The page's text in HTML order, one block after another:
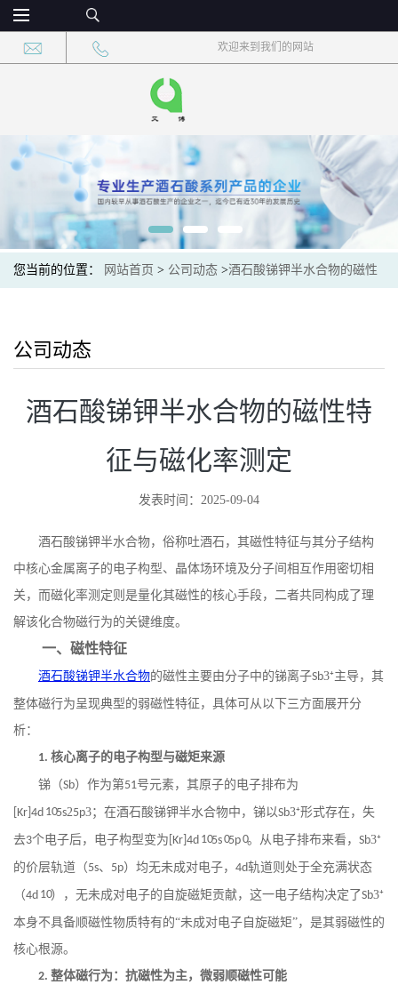
欢迎来到我们的网站
您当前的位置： 网站首页 > 公司动态 >酒石酸锑钾半水合物的磁性
公司动态
酒石酸锑钾半水合物的磁性特
征与磁化率测定
发表时间：2025-09-04
酒石酸锑钾半水合物，俗称吐酒石，其磁性特征与其分子结构
中核心金属离子的电子构型、晶体场环境及分子间相互作用密切相
关，而磁化率测定则是量化其磁性的核心手段，二者共同构成了理
解该化合物磁行为的关键维度。
一、磁性特征
酒石酸锑钾半水合物的磁性主要由分子中的锑离子Sb3⁺主导，其
整体磁行为呈现典型的弱磁性特征，具体可从以下三方面展开分
析：
1. 核心离子的电子构型与磁矩来源
锑（Sb）作为第51号元素，其原子的电子排布为
[Kr]4d 105s25p3；在酒石酸锑钾半水合物中，锑以Sb3⁺形式存在，失
去3个电子后，电子构型变为 [Kr]4d 105s05p0。从电子排布来看， Sb3⁺
的价层轨道（5s、 5p）均无未成对电子， 4d轨道则处于全充满状态
（4d 10），无未成对电子的自旋磁矩贡献，这一电子结构决定了Sb3⁺
本身不具备顺磁性物质特有的“未成对电子自旋磁矩”，是其弱磁性的
核心根源。
2. 整体磁行为：抗磁性为主，微弱顺磁性可能